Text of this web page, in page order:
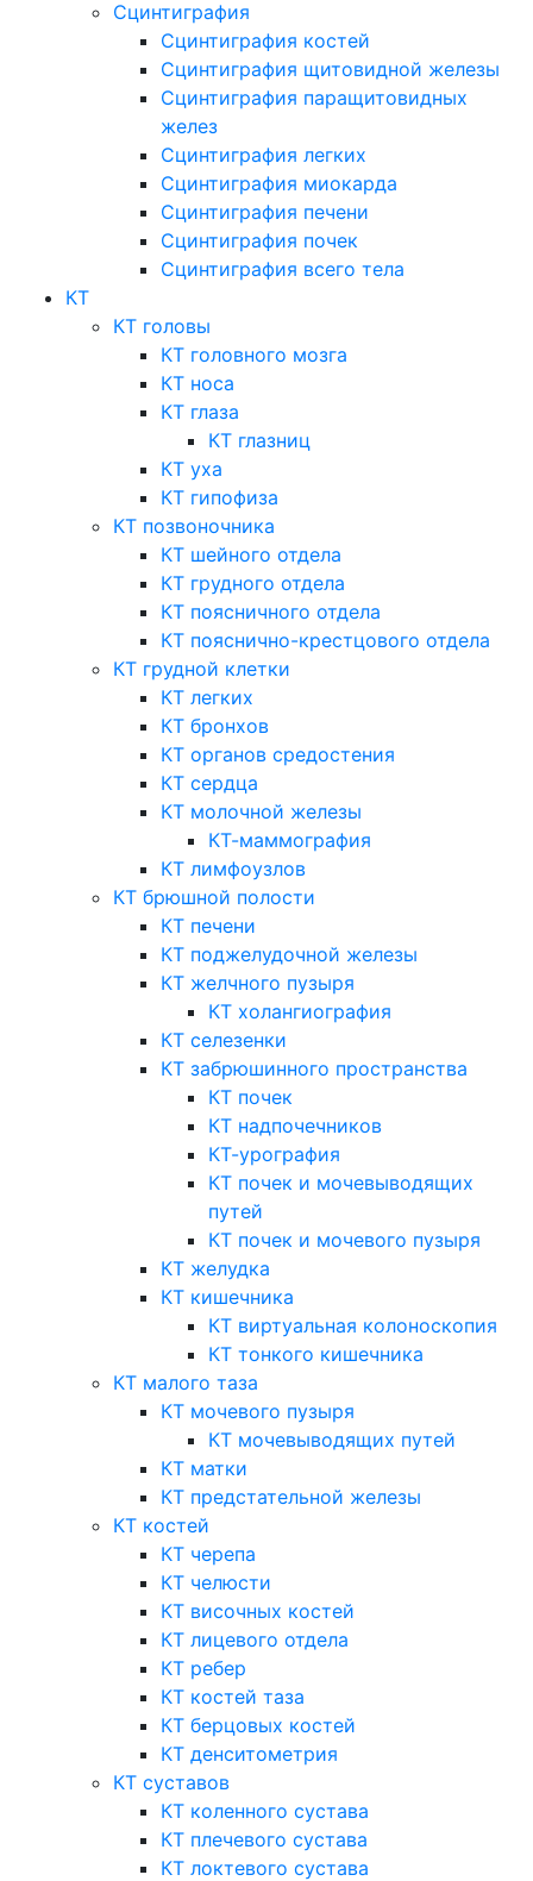
Сцинтиграфия
Сцинтиграфия костей
Сцинтиграфия щитовидной железы
Сцинтиграфия паращитовидных
желез
Сцинтиграфия легких
Сцинтиграфия миокарда
Сцинтиграфия печени
Сцинтиграфия почек
Сцинтиграфия всего тела
КТ
КТ головы
КТ головного мозга
КТ носа
КТ глаза
КТ глазниц
КТ уха
КТ гипофиза
КТ позвоночника
КТ шейного отдела
КТ грудного отдела
КТ поясничного отдела
КТ пояснично-крестцового отдела
КТ грудной клетки
КТ легких
КТ бронхов
КТ органов средостения
КТ сердца
КТ молочной железы
КТ-маммография
КТ лимфоузлов
КТ брюшной полости
КТ печени
КТ поджелудочной железы
КТ желчного пузыря
КТ холангиография
КТ селезенки
КТ забрюшинного пространства
КТ почек
КТ надпочечников
КТ-урография
КТ почек и мочевыводящих
путей
КТ почек и мочевого пузыря
КТ желудка
КТ кишечника
КТ виртуальная колоноскопия
КТ тонкого кишечника
КТ малого таза
КТ мочевого пузыря
КТ мочевыводящих путей
КТ матки
КТ предстательной железы
КТ костей
КТ черепа
КТ челюсти
КТ височных костей
КТ лицевого отдела
КТ ребер
КТ костей таза
КТ берцовых костей
КТ денситометрия
КТ суставов
КТ коленного сустава
КТ плечевого сустава
КТ локтевого сустава